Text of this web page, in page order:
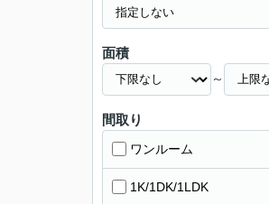
面積
～
間取り
ワンルーム
1K/1DK/1LDK